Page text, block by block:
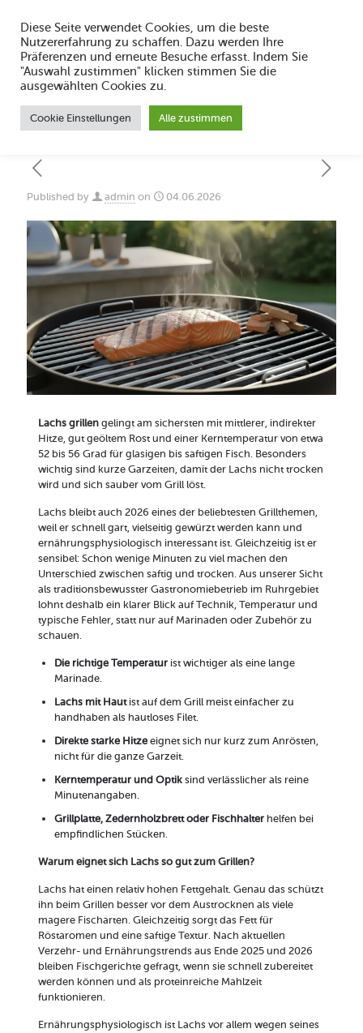
Lachs grillen: Welche Kerntemperatur ist
Published by admin on 04.06.2026
Lachs grillengelingt am sichersten mit mittlerer, indirekter
Hitze, gut geöltem Rost und einer Kerntemperatur von etwa
52 bis 56 Grad für glasigen bis saftigen Fisch. Besonders
wichtig sind kurze Garzeiten, damit der Lachs nicht trocken
wird und sich sauber vom Grill löst.
Lachs bleibt auch 2026 eines der beliebtesten Grillthemen,
weil er schnell gart, vielseitig gewürzt werden kann und
ernährungsphysiologisch interessant ist. Gleichzeitig ist er
sensibel: Schon wenige Minuten zu viel machen den
Unterschied zwischen saftig und trocken. Aus unserer Sicht
als traditionsbewusster Gastronomiebetrieb im Ruhrgebiet
lohnt deshalb ein klarer Blick auf Technik, Temperatur und
typische Fehler, statt nur auf Marinaden oder Zubehör zu
schauen.
Die richtige Temperaturist wichtiger als eine lange
Marinade.
Lachs mit Hautist auf dem Grill meist einfacher zu
handhaben als hautloses Filet.
Direkte starke Hitzeeignet sich nur kurz zum Anrösten,
nicht für die ganze Garzeit.
Kerntemperatur und Optiksind verlässlicher als reine
Minutenangaben.
Grillplatte, Zedernholzbrett oder Fischhalterhelfen bei
empfindlichen Stücken.
Warum eignet sich Lachs so gut zum Grillen?
Lachs hat einen relativ hohen Fettgehalt. Genau das schützt
ihn beim Grillen besser vor dem Austrocknen als viele
magere Fischarten. Gleichzeitig sorgt das Fett für
Röstaromen und eine saftige Textur. Nach aktuellen
Verzehr- und Ernährungstrends aus Ende 2025 und 2026
bleiben Fischgerichte gefragt, wenn sie schnell zubereitet
werden können und als proteinreiche Mahlzeit
funktionieren.
Ernährungsphysiologisch ist Lachs vor allem wegen seines
Diese Seite verwendet Cookies, um die beste
Nutzererfahrung zu schaffen. Dazu werden Ihre
Präferenzen und erneute Besuche erfasst. Indem Sie
"Auswahl zustimmen" klicken stimmen Sie die
ausgewählten Cookies zu.
Cookie Einstellungen Alle zustimmen